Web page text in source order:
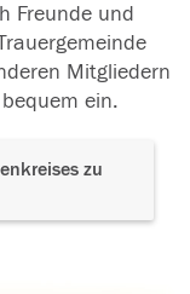
Freunde und
Mitgliedern
ein.
zu